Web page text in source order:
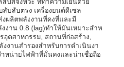
สับสับตรง เครื่องยนต์ดีเซล
งผลิตพลังงานที่คงที่และมี
งาน 0.8 (lag)ทําให้มันเหมาะสําห
อุตสาหกรรม, สถานที่ก่อสร้าง,
งานสํารองสําหรับการดําเนินงา
หน่ายไฟฟ้าที่มั่นคงและน่าเชื่อถือ